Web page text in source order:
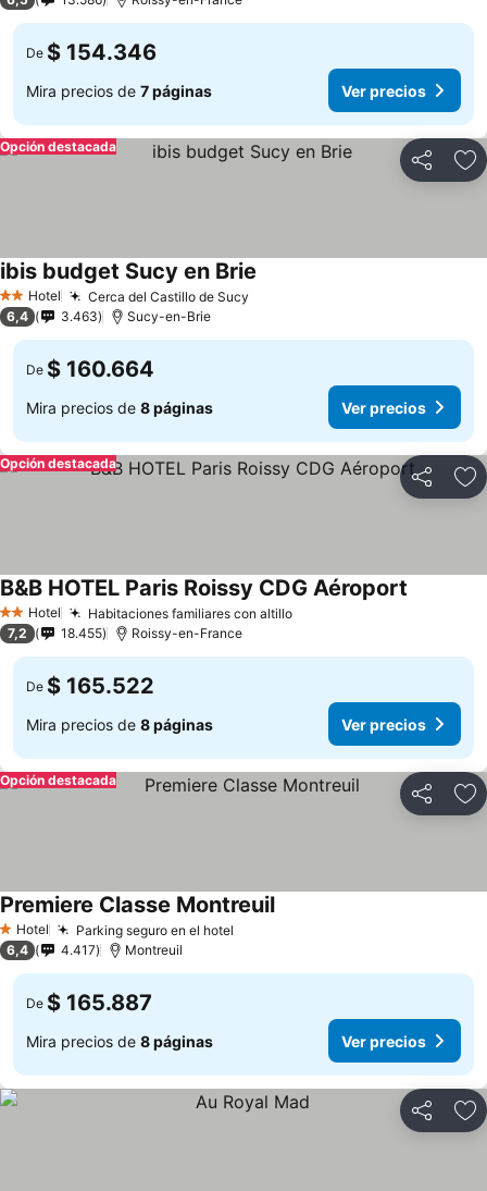
De $ 154.346
Mira precios de 7 páginas Ver precios
Compartir
Opción destacada
2 Estrellas
Hotel Cerca del Castillo de Sucy
ibis budget Sucy en Brie
6,4 3.463 Sucy-en-Brie
De $ 160.664
Mira precios de 8 páginas Ver precios
Compartir
Opción destacada
2 Estrellas
Hotel Habitaciones familiares con altillo
B&B HOTEL Paris Roissy CDG Aéroport
7,2 18.455 Roissy-en-France
De $ 165.522
Mira precios de 8 páginas Ver precios
Compartir
Opción destacada
1 Estrellas
Hotel Parking seguro en el hotel
Premiere Classe Montreuil
6,4 4.417 Montreuil
De $ 165.887
Mira precios de 8 páginas Ver precios
Compartir